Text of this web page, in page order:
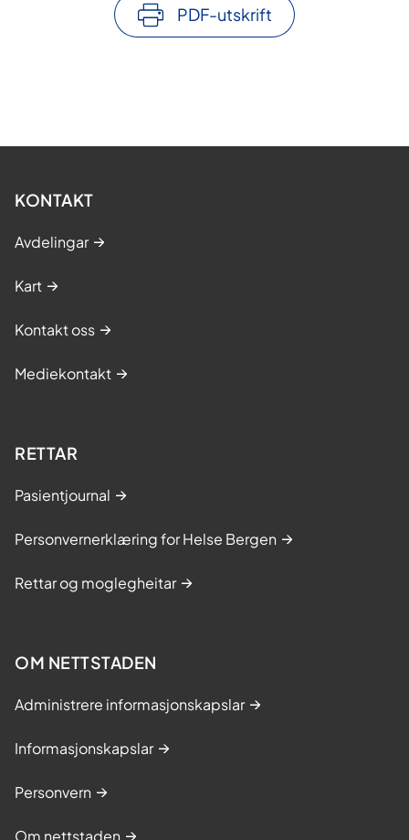
PDF-utskrift
KONTAKT
Avdelingar
Kart
Kontakt oss
Mediekontakt
RETTAR
Pasientjournal
Personvernerklæring for Helse Bergen
Rettar og moglegheitar
OM NETTSTADEN
Administrere informasjonskapslar
Informasjonskapslar
Personvern
Om nettstaden